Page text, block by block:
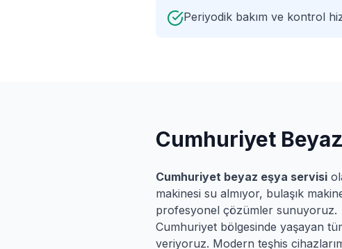
Periyodik bakım ve kontrol
Cumhuriyet
Cumhuriyet beyaz eşya servisi
makinesi su almıyor, bulaşık
profesyonel çözümler sunuyoruz.
Cumhuriyet bölgesinde yaşayan
veriyoruz. Modern teşhis